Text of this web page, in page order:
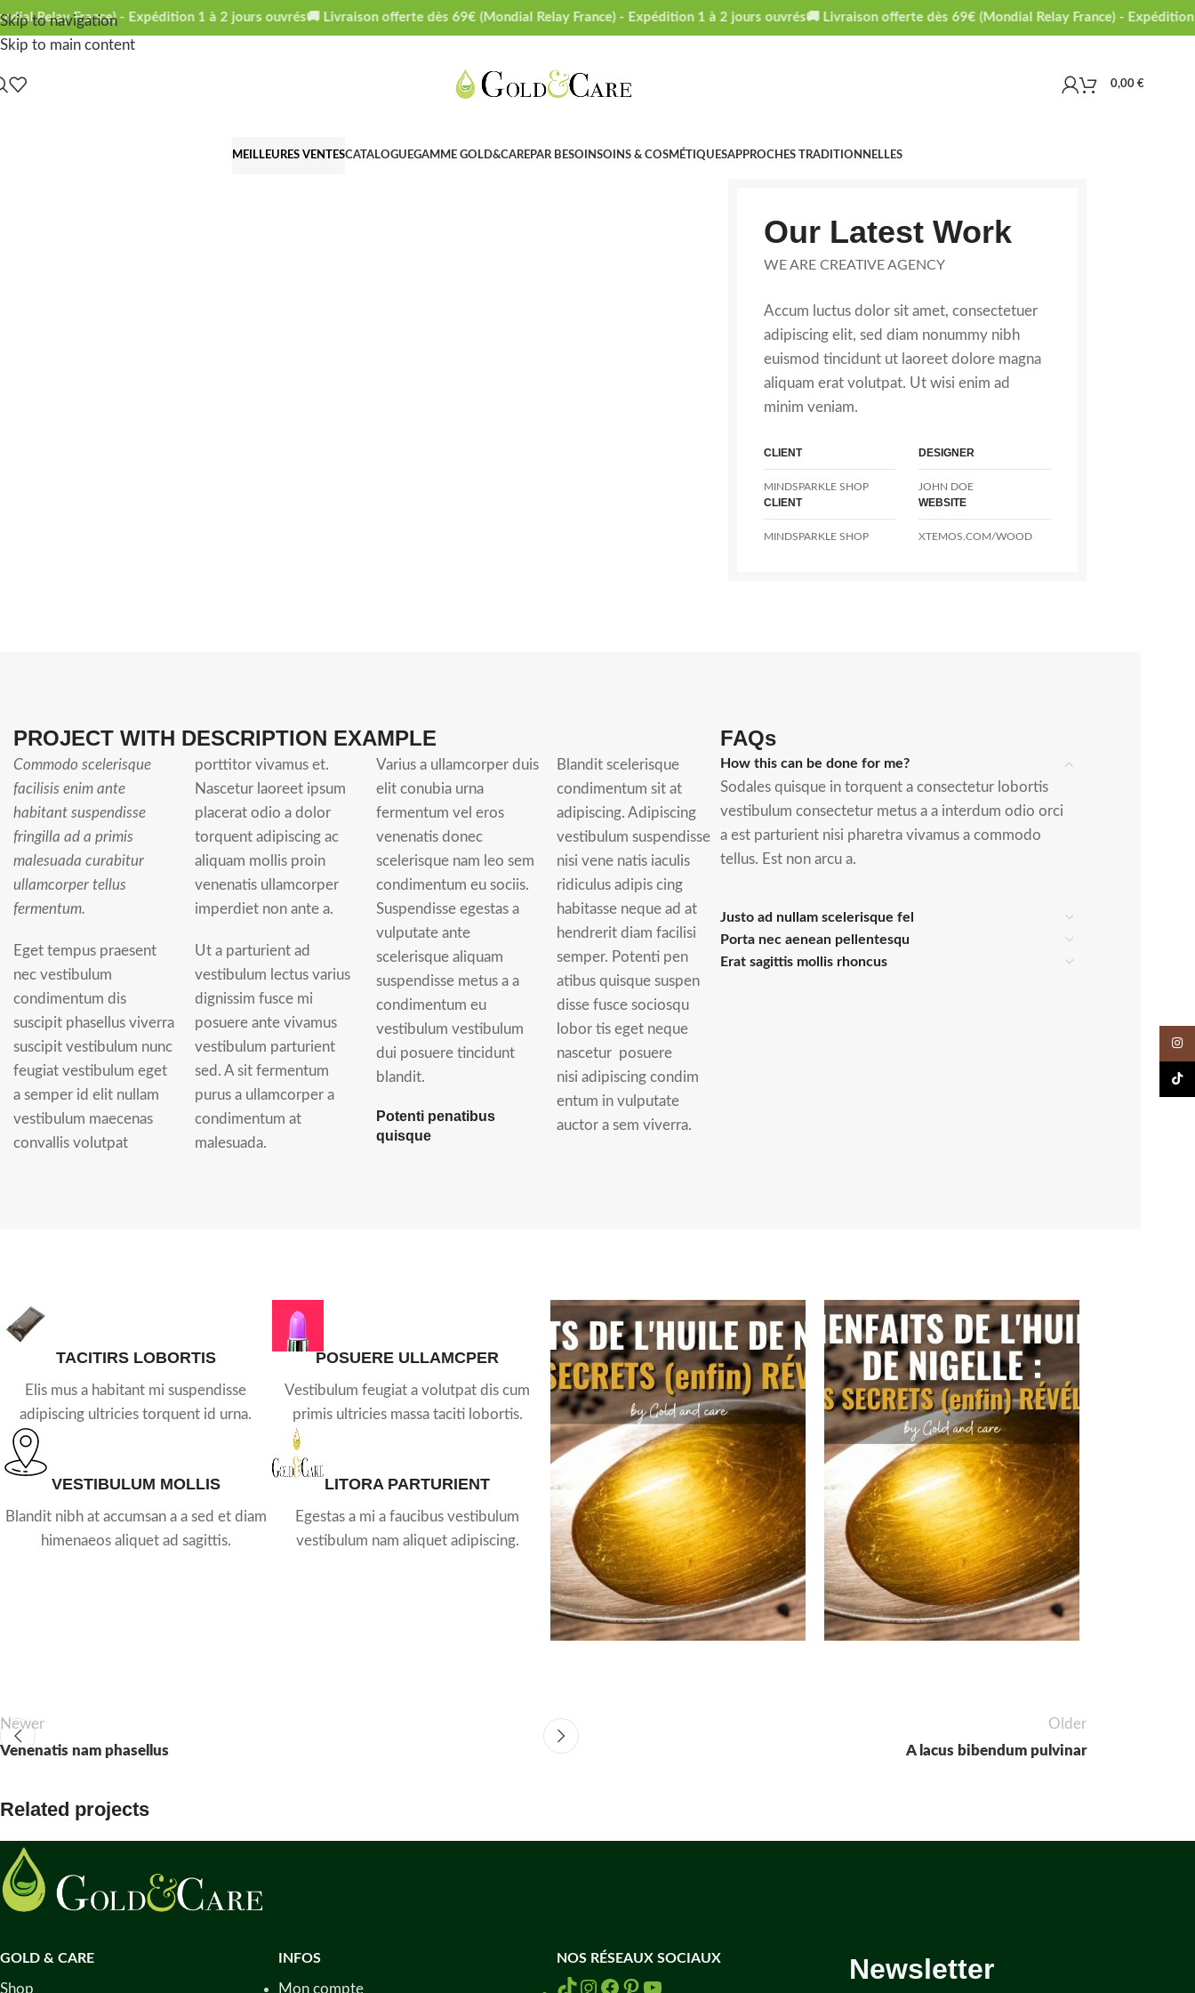
Skip to navigation
Skip to main content
Relay France) - Expédition 1 à 2 jours ouvrés🚚 Livraison offerte dès 69€ (Mondial Relay France) - Expédition 1 à 2 jours ouvrés🚚 Livraison offerte dès 69€ (Mondial Relay France) - Expédition 1
0,00 €
MEILLEURES VENTESCATALOGUEGAMME GOLD&CAREPAR BESOINSOINS & COSMÉTIQUESAPPROCHES TRADITIONNELLES
Our Latest Work
WE ARE CREATIVE AGENCY
Accum luctus dolor sit amet, consectetuer
adipiscing elit, sed diam nonummy nibh
euismod tincidunt ut laoreet dolore magna
aliquam erat volutpat. Ut wisi enim ad
minim veniam.
CLIENT
MINDSPARKLE SHOP
DESIGNER
JOHN DOE
CLIENT
MINDSPARKLE SHOP
WEBSITE
XTEMOS.COM/WOOD
PROJECT WITH DESCRIPTION EXAMPLE
Commodo scelerisque
facilisis enim ante
habitant suspendisse
fringilla ad a primis
malesuada curabitur
ullamcorper tellus
fermentum.
Eget tempus praesent
nec vestibulum
condimentum dis
suscipit phasellus viverra
suscipit vestibulum nunc
feugiat vestibulum eget
a semper id elit nullam
vestibulum maecenas
convallis volutpat
porttitor vivamus et.
Nascetur laoreet ipsum
placerat odio a dolor
torquent adipiscing ac
aliquam mollis proin
venenatis ullamcorper
imperdiet non ante a.
Ut a parturient ad
vestibulum lectus varius
dignissim fusce mi
posuere ante vivamus
vestibulum parturient
sed. A sit fermentum
purus a ullamcorper a
condimentum at
malesuada.
Varius a ullamcorper duis
elit conubia urna
fermentum vel eros
venenatis donec
scelerisque nam leo sem
condimentum eu sociis.
Suspendisse egestas a
vulputate ante
scelerisque aliquam
suspendisse metus a a
condimentum eu
vestibulum vestibulum
dui posuere tincidunt
blandit.
Potenti penatibus
quisque
Blandit scelerisque
condimentum sit at
adipiscing. Adipiscing
vestibulum suspendisse
nisi vene natis iaculis
ridiculus adipis cing
habitasse neque ad at
hendrerit diam facilisi
semper. Potenti pen
atibus quisque suspen
disse fusce sociosqu
lobor tis eget neque
nascetur posuere
nisi adipiscing condim
entum in vulputate
auctor a sem viverra.
FAQs
How this can be done for me?
Sodales quisque in torquent a consectetur lobortis
vestibulum consectetur metus a a interdum odio orci
a est parturient nisi pharetra vivamus a commodo
tellus. Est non arcu a.
Justo ad nullam scelerisque fel
Porta nec aenean pellentesqu
Erat sagittis mollis rhoncus
TACITIRS LOBORTIS
Elis mus a habitant mi suspendisse
adipiscing ultricies torquent id urna.
VESTIBULUM MOLLIS
Blandit nibh at accumsan a a sed et diam
himenaeos aliquet ad sagittis.
POSUERE ULLAMCPER
Vestibulum feugiat a volutpat dis cum
primis ultricies massa taciti lobortis.
LITORA PARTURIENT
Egestas a mi a faucibus vestibulum
vestibulum nam aliquet adipiscing.
Newer
Venenatis nam phasellus
Older
A lacus bibendum pulvinar
Related projects
Kitchen
Suspendisse quam at vestibulum
GOLD & CARE
Shop
INFOS
Mon compte
NOS RÉSEAUX SOCIAUX Newsletter
TikTok